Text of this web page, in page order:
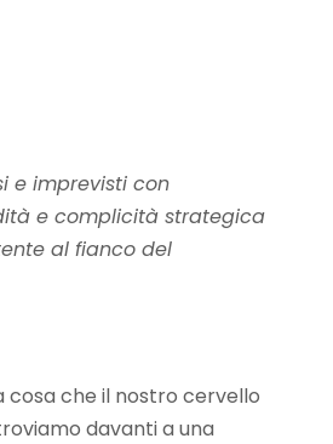
e imprevisti con
e complicità strategica
al fianco del
cosa che il nostro cervello
davanti a una